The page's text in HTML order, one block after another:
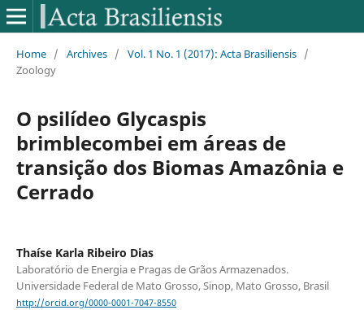
Home / Archives / Vol. 1 No. 1 (2017): Acta Brasiliensis /
Zoology
O psilídeo Glycaspis
brimblecombei em áreas de
transição dos Biomas Amazônia e
Cerrado
Thaíse Karla Ribeiro Dias
Laboratório de Energia e Pragas de Grãos Armazenados.
Universidade Federal de Mato Grosso, Sinop, Mato Grosso, Brasil
http://orcid.org/0000-0001-7047-8550